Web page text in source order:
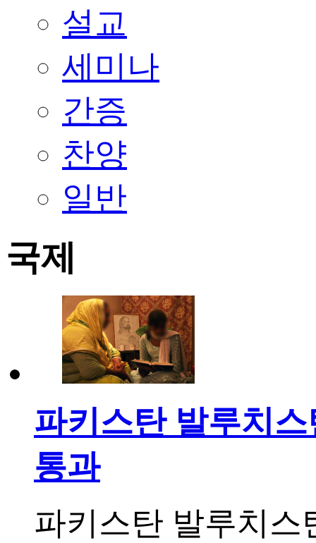
설교
세미나
간증
찬양
일반
국제
파키스탄 발루치
통과
파키스탄 발루치